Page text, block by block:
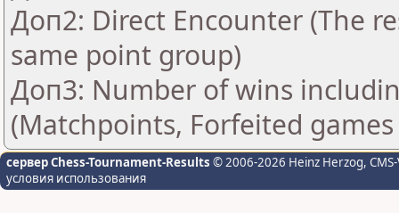
Доп2: Direct Encounter (The
same point group)
Доп3: Number of wins
(Matchpoints, Forfeited
сервер Chess-Tournament-Results © 2006-2026 Heinz Herzog,
условия использования